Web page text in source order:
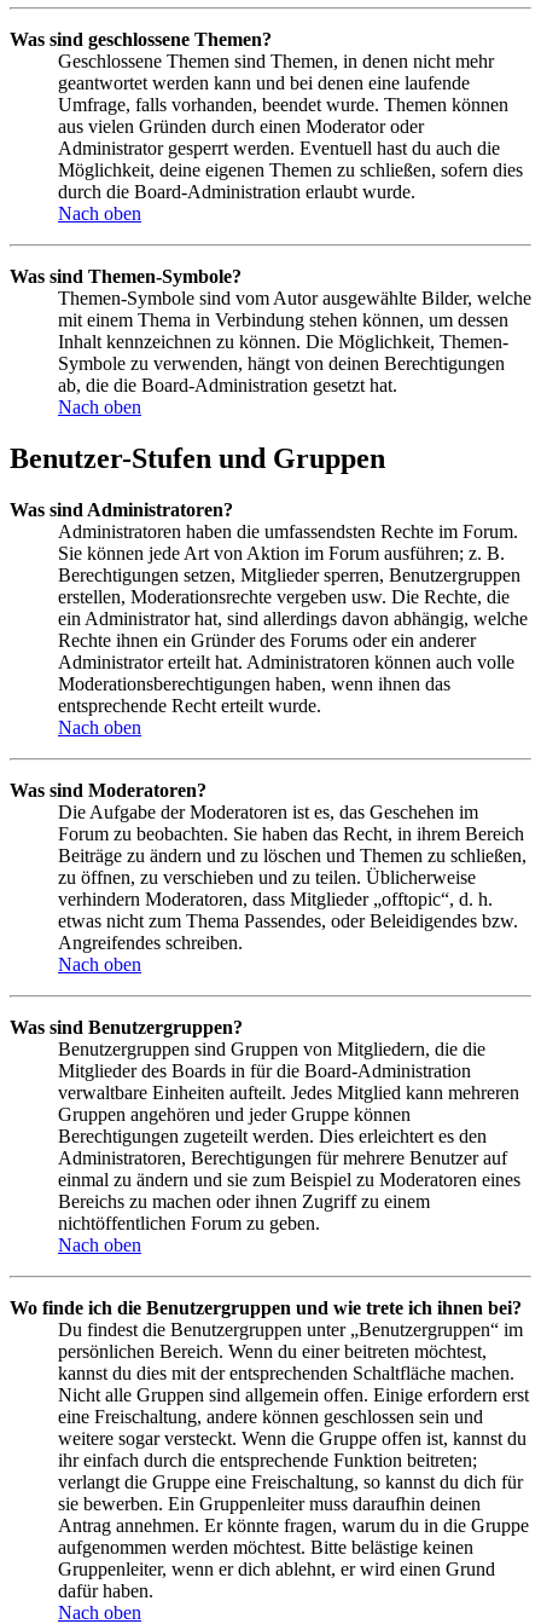
Was sind geschlossene Themen?
Geschlossene Themen sind Themen, in denen nicht mehr
geantwortet werden kann und bei denen eine laufende
Umfrage, falls vorhanden, beendet wurde. Themen können
aus vielen Gründen durch einen Moderator oder
Administrator gesperrt werden. Eventuell hast du auch die
Möglichkeit, deine eigenen Themen zu schließen, sofern dies
durch die Board-Administration erlaubt wurde.
Nach oben
Was sind Themen-Symbole?
Themen-Symbole sind vom Autor ausgewählte Bilder, welche
mit einem Thema in Verbindung stehen können, um dessen
Inhalt kennzeichnen zu können. Die Möglichkeit, Themen-
Symbole zu verwenden, hängt von deinen Berechtigungen
ab, die die Board-Administration gesetzt hat.
Nach oben
Benutzer-Stufen und Gruppen
Was sind Administratoren?
Administratoren haben die umfassendsten Rechte im Forum.
Sie können jede Art von Aktion im Forum ausführen; z. B.
Berechtigungen setzen, Mitglieder sperren, Benutzergruppen
erstellen, Moderationsrechte vergeben usw. Die Rechte, die
ein Administrator hat, sind allerdings davon abhängig, welche
Rechte ihnen ein Gründer des Forums oder ein anderer
Administrator erteilt hat. Administratoren können auch volle
Moderationsberechtigungen haben, wenn ihnen das
entsprechende Recht erteilt wurde.
Nach oben
Was sind Moderatoren?
Die Aufgabe der Moderatoren ist es, das Geschehen im
Forum zu beobachten. Sie haben das Recht, in ihrem Bereich
Beiträge zu ändern und zu löschen und Themen zu schließen,
zu öffnen, zu verschieben und zu teilen. Üblicherweise
verhindern Moderatoren, dass Mitglieder „offtopic“, d. h.
etwas nicht zum Thema Passendes, oder Beleidigendes bzw.
Angreifendes schreiben.
Nach oben
Was sind Benutzergruppen?
Benutzergruppen sind Gruppen von Mitgliedern, die die
Mitglieder des Boards in für die Board-Administration
verwaltbare Einheiten aufteilt. Jedes Mitglied kann mehreren
Gruppen angehören und jeder Gruppe können
Berechtigungen zugeteilt werden. Dies erleichtert es den
Administratoren, Berechtigungen für mehrere Benutzer auf
einmal zu ändern und sie zum Beispiel zu Moderatoren eines
Bereichs zu machen oder ihnen Zugriff zu einem
nichtöffentlichen Forum zu geben.
Nach oben
Wo finde ich die Benutzergruppen und wie trete ich ihnen bei?
Du findest die Benutzergruppen unter „Benutzergruppen“ im
persönlichen Bereich. Wenn du einer beitreten möchtest,
kannst du dies mit der entsprechenden Schaltfläche machen.
Nicht alle Gruppen sind allgemein offen. Einige erfordern erst
eine Freischaltung, andere können geschlossen sein und
weitere sogar versteckt. Wenn die Gruppe offen ist, kannst du
ihr einfach durch die entsprechende Funktion beitreten;
verlangt die Gruppe eine Freischaltung, so kannst du dich für
sie bewerben. Ein Gruppenleiter muss daraufhin deinen
Antrag annehmen. Er könnte fragen, warum du in die Gruppe
aufgenommen werden möchtest. Bitte belästige keinen
Gruppenleiter, wenn er dich ablehnt, er wird einen Grund
dafür haben.
Nach oben